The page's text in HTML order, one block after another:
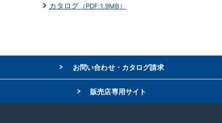
カタログ （PDF:1.9MB）
お問い合わせ・カタログ請求
販売店専用サイト